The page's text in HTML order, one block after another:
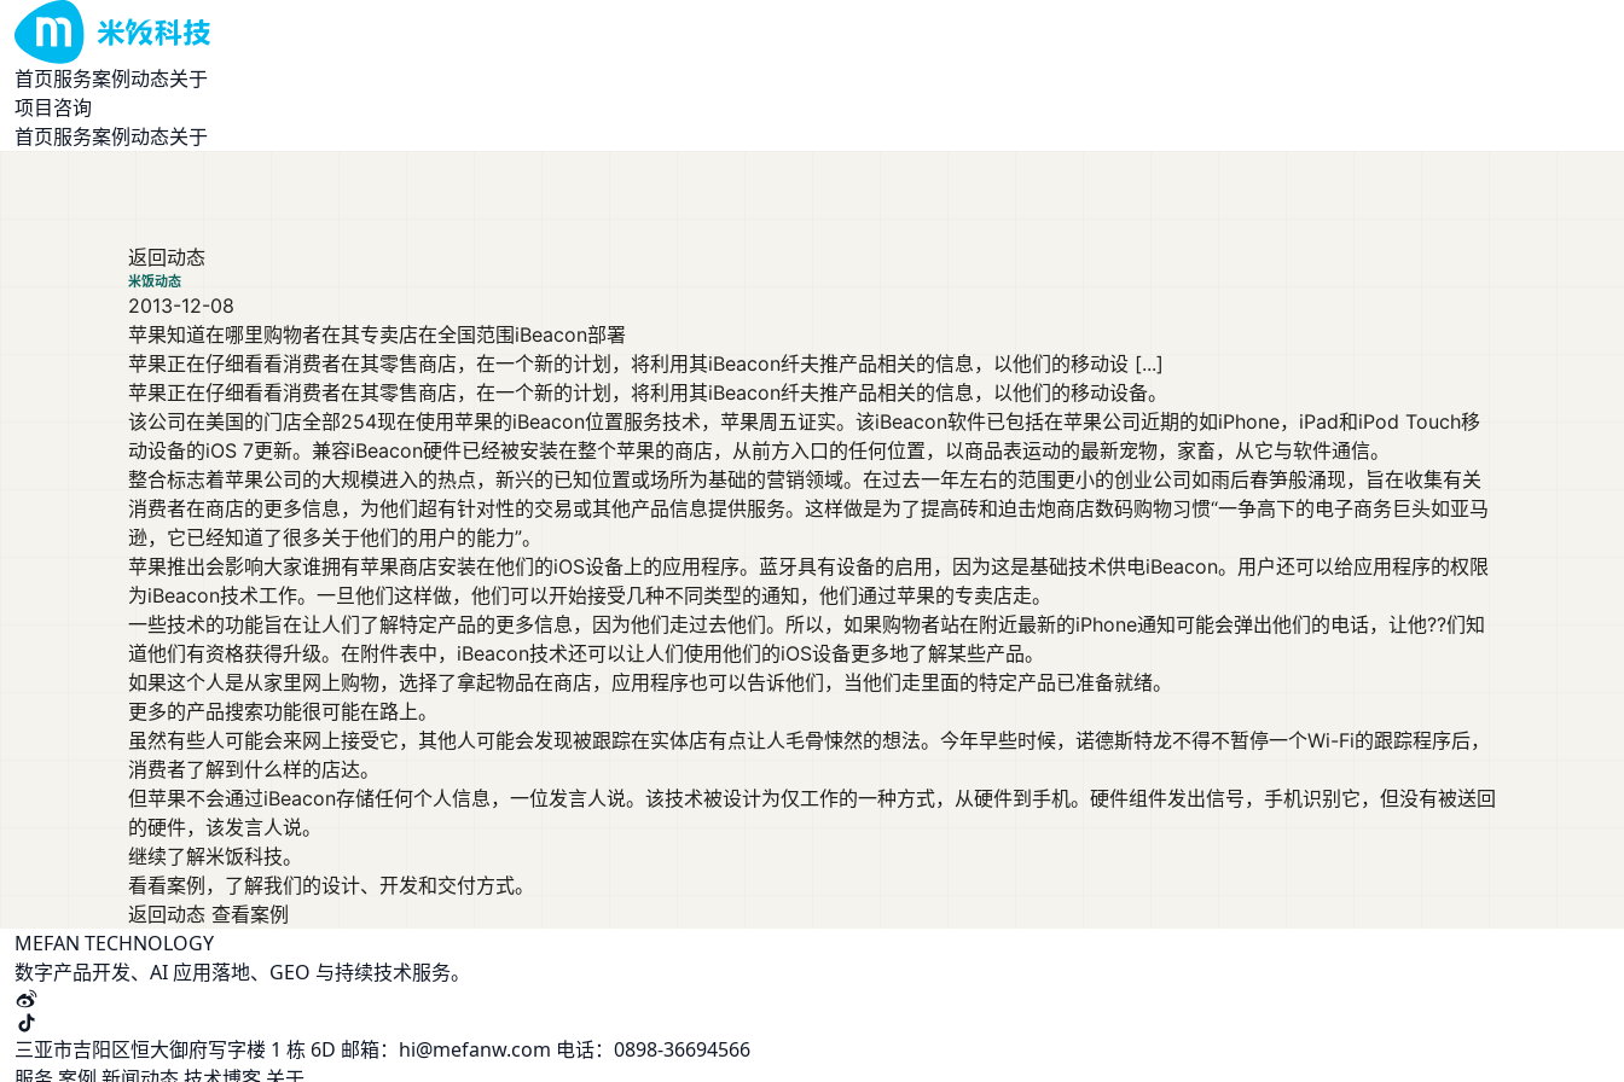
首页服务案例动态关于
项目咨询
首页服务案例动态关于
返回动态
米饭动态
2013-12-08
苹果知道在哪里购物者在其专卖店在全国范围iBeacon部署
苹果正在仔细看看消费者在其零售商店，在一个新的计划，将利用其iBeacon纤夫推产品相关的信息，以他们的移动设 [...]
苹果正在仔细看看消费者在其零售商店，在一个新的计划，将利用其iBeacon纤夫推产品相关的信息，以他们的移动设备。
该公司在美国的门店全部254现在使用苹果的iBeacon位置服务技术，苹果周五证实。该iBeacon软件已包括在苹果公司近期的如iPhone，iPad和iPod Touch移
动设备的iOS 7更新。兼容iBeacon硬件已经被安装在整个苹果的商店，从前方入口的任何位置，以商品表运动的最新宠物，家畜，从它与软件通信。
整合标志着苹果公司的大规模进入的热点，新兴的已知位置或场所为基础的营销领域。在过去一年左右的范围更小的创业公司如雨后春笋般涌现，旨在收集有关
消费者在商店的更多信息，为他们超有针对性的交易或其他产品信息提供服务。这样做是为了提高砖和迫击炮商店数码购物习惯“一争高下的电子商务巨头如亚马
逊，它已经知道了很多关于他们的用户的能力”。
苹果推出会影响大家谁拥有苹果商店安装在他们的iOS设备上的应用程序。蓝牙具有设备的启用，因为这是基础技术供电iBeacon。用户还可以给应用程序的权限
为iBeacon技术工作。一旦他们这样做，他们可以开始接受几种不同类型的通知，他们通过苹果的专卖店走。
一些技术的功能旨在让人们了解特定产品的更多信息，因为他们走过去他们。所以，如果购物者站在附近最新的iPhone通知可能会弹出他们的电话，让他??们知
道他们有资格获得升级。在附件表中，iBeacon技术还可以让人们使用他们的iOS设备更多地了解某些产品。
如果这个人是从家里网上购物，选择了拿起物品在商店，应用程序也可以告诉他们，当他们走里面的特定产品已准备就绪。
更多的产品搜索功能很可能在路上。
虽然有些人可能会来网上接受它，其他人可能会发现被跟踪在实体店有点让人毛骨悚然的想法。今年早些时候，诺德斯特龙不得不暂停一个Wi-Fi的跟踪程序后，
消费者了解到什么样的店达。
但苹果不会通过iBeacon存储任何个人信息，一位发言人说。该技术被设计为仅工作的一种方式，从硬件到手机。硬件组件发出信号，手机识别它，但没有被送回
的硬件，该发言人说。
继续了解米饭科技。
看看案例，了解我们的设计、开发和交付方式。
返回动态 查看案例
MEFAN TECHNOLOGY
数字产品开发、AI 应用落地、GEO 与持续技术服务。
三亚市吉阳区恒大御府写字楼 1 栋 6D 邮箱：hi@mefanw.com 电话：0898-36694566